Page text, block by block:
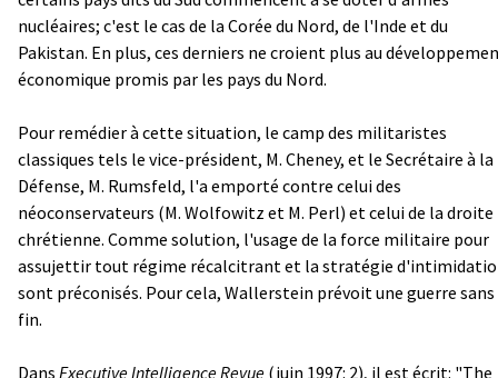
nucléaires; c'est le cas de la Corée du Nord, de l'Inde et du
Pakistan. En plus, ces derniers ne croient plus au
économique promis par les pays du Nord.
Pour remédier à cette situation, le camp des militaristes
classiques tels le vice-président, M. Cheney, et le Secrétaire à la
Défense, M. Rumsfeld, l'a emporté contre celui des
néoconservateurs (M. Wolfowitz et M. Perl) et celui de la droite
chrétienne. Comme solution, l'usage de la force militaire pour
assujettir tout régime récalcitrant et la stratégie
sont préconisés. Pour cela, Wallerstein prévoit une guerre sans
fin.
Dans Executive Intelligence Revue (juin 1997: 2), il est écrit: "The